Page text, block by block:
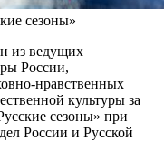
сезоны»
из ведущих
России,
нравственных
культуры за
сезоны» при
России и Русской